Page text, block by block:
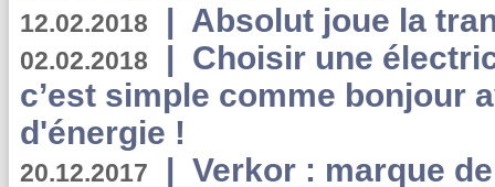
12.02.2018 | Absolut joue la
02.02.2018 | Choisir une
c’est simple comme bonjour
d'énergie !
20.12.2017 | Verkor : marque